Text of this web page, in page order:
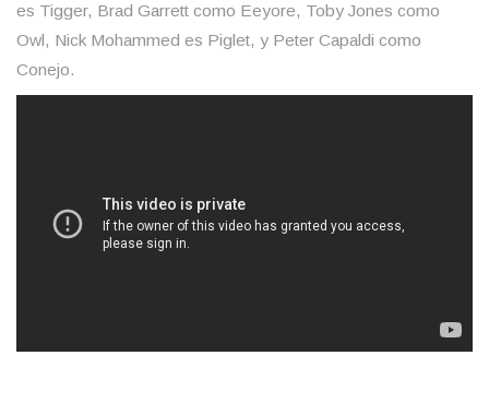
es Tigger, Brad Garrett como Eeyore, Toby Jones como
Owl, Nick Mohammed es Piglet, y Peter Capaldi como
Conejo.